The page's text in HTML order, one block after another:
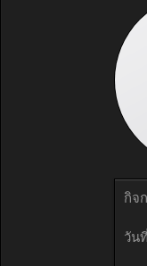
กิจ
วัน